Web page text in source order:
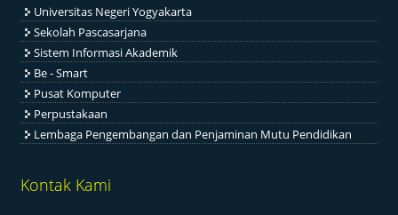
Universitas Negeri Yogyakarta
Sekolah Pascasarjana
Sistem Informasi Akademik
Be - Smart
Pusat Komputer
Perpustakaan
Lembaga Pengembangan dan Penjaminan Mutu Pendidikan
Kontak Kami